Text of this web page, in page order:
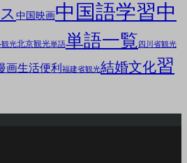
中国映画中国語学習中
観光北京観光単語単語一覧 四川省観光
画生活便利 福建省観光結婚文化習